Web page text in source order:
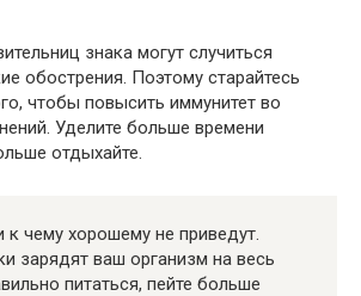
знака могут случиться
обострения. Поэтому старайтесь
чтобы повысить иммунитет во
Уделите больше времени
отдыхайте.
к чему хорошему не приведут.
зарядят ваш организм на весь
питаться, пейте больше